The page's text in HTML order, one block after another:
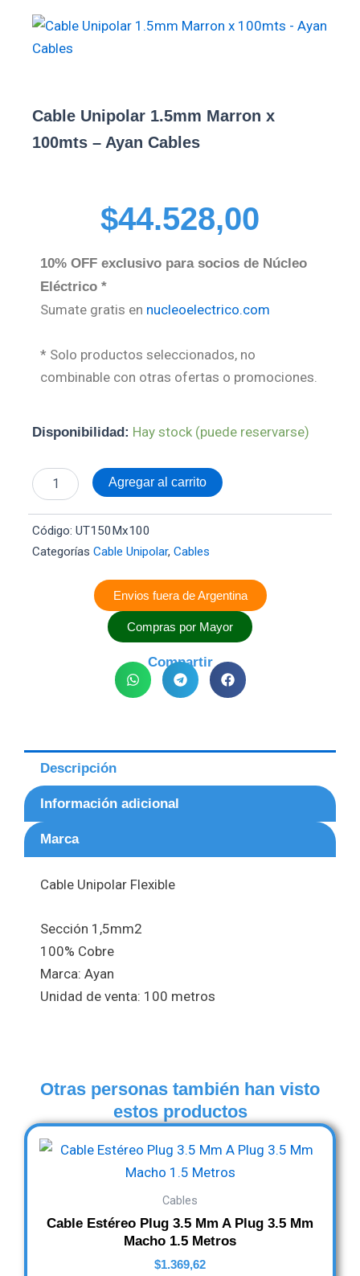
Cable Unipolar 1.5mm Marron x
100mts – Ayan Cables
$44.528,00
10% OFF exclusivo para socios de Núcleo
Eléctrico *
Sumate gratis en nucleoelectrico.com
* Solo productos seleccionados, no
combinable con otras ofertas o promociones.
Disponibilidad: Hay stock (puede reservarse)
Cable
Unipolar
Marron
x
-
Cables
Agregar al carrito
Código: UT150Mx100
Categorías Cable Unipolar, Cables
Envios fuera de Argentina
Compras por Mayor
Compartir
Descripción
Información adicional
Marca
Cable Unipolar Flexible
Sección 1,5mm2
100% Cobre
Marca: Ayan
Unidad de venta: 100 metros
Otras personas también han visto
estos productos
Cables
Cable Estéreo Plug 3.5 Mm A Plug 3.5 Mm
Macho 1.5 Metros
$1.369,62